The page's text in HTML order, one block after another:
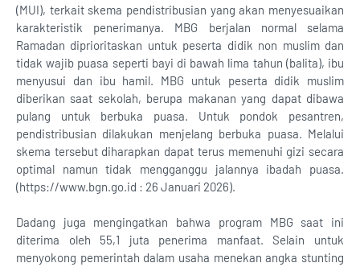
(MUI), terkait skema pendistribusian yang akan menyesuaikan
karakteristik penerimanya. MBG berjalan normal selama
Ramadan diprioritaskan untuk peserta didik non muslim dan
tidak wajib puasa seperti bayi di bawah lima tahun (balita), ibu
menyusui dan ibu hamil. MBG untuk peserta didik muslim
diberikan saat sekolah, berupa makanan yang dapat dibawa
pulang untuk berbuka puasa. Untuk pondok pesantren,
pendistribusian dilakukan menjelang berbuka puasa. Melalui
skema tersebut diharapkan dapat terus memenuhi gizi secara
optimal namun tidak mengganggu jalannya ibadah puasa.
(https://www.bgn.go.id : 26 Januari 2026).
Dadang juga mengingatkan bahwa program MBG saat ini
diterima oleh 55,1 juta penerima manfaat. Selain untuk
menyokong pemerintah dalam usaha menekan angka stunting